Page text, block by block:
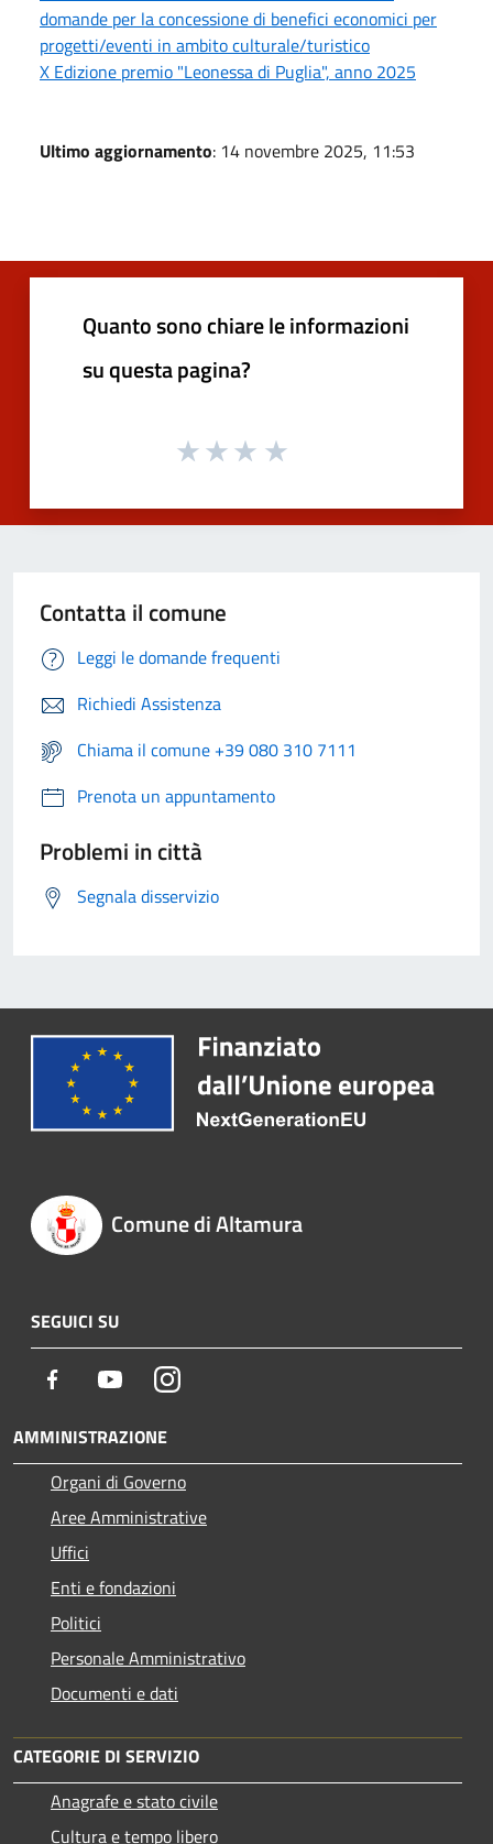
domande per la concessione di benefici economici per
progetti/eventi in ambito culturale/turistico
X Edizione premio "Leonessa di Puglia", anno 2025
Ultimo aggiornamento: 14 novembre 2025, 11:53
Quanto sono chiare le informazioni
su questa pagina?
Contatta il comune
Leggi le domande frequenti
Richiedi Assistenza
Chiama il comune +39 080 310 7111
Prenota un appuntamento
Problemi in città
Segnala disservizio
Comune di Altamura
SEGUICI SU
Facebook YoutubeInstagram
AMMINISTRAZIONE
Organi di Governo
Aree Amministrative
Uffici
Enti e fondazioni
Politici
Personale Amministrativo
Documenti e dati
CATEGORIE DI SERVIZIO
Anagrafe e stato civile
Cultura e tempo libero